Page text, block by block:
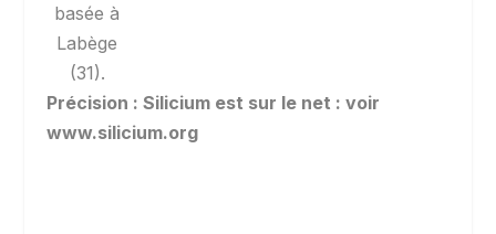
basée à
Labège
(31).
Précision : Silicium est sur le net : voir
www.silicium.org